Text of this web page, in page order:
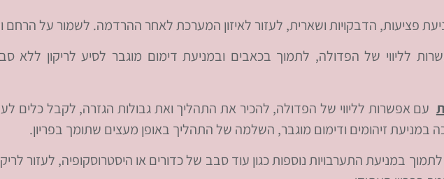
פציעות, הדבקויות ושארית, לעזור לאיזון המערכת לאחר ההרדמה. לשמור על הרחם
לליווי של הפדולה, לתמוך בכאבים ובמניעת דימום מוגבר לסיע לריקון ללא
עם אפשרות לליווי של הפדולה, להכיר את התהליך ואת גבולות הגזרה, לקבל כלים
במניעת זיהומים ודימום מוגבר, השלמה של התהליך באופן מעצים שתומך בפריון.
במניעת התערבויות נוספות כגון עוד סבב של כדורים או היסטרוסקופיה, לעזור